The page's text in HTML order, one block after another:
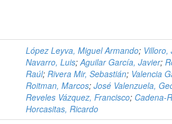
López Leyva, Miguel Armando; Villoro,
Navarro, Luis;Aguilar García, Javier;
Raúl; Rivera Mir, Sebastián; Valencia
Roitman, Marcos; José Valenzuela,
Reveles Vázquez, Francisco; Cadena-
Horcasitas, Ricardo